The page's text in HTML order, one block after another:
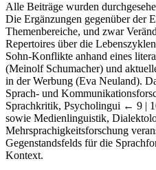
Alle Beiträge wurden
Die Ergänzungen gegenüber der
Themenbereiche, und zwar
Repertoires über die
Sohn-Konflikte anhand eines
(Meinolf Schumacher) und
in der Werbung (Eva Neuland).
Sprach- und
Sprachkritik, Psycholingui ← 9 |
sowie Medienlinguistik,
Mehrsprachigkeitsforschung
Gegenstandsfelds für die
Kontext.